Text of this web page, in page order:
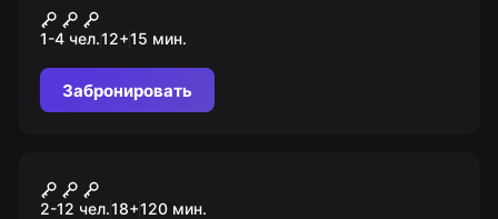
Devour
1-4 чел.12+15 мин.
Забронировать
Brain Time
2-12 чел.18+120 мин.